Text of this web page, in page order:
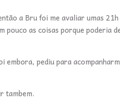
a Bru foi me avaliar umas
pouco as coisas porque poderia
pediu para
tambem.